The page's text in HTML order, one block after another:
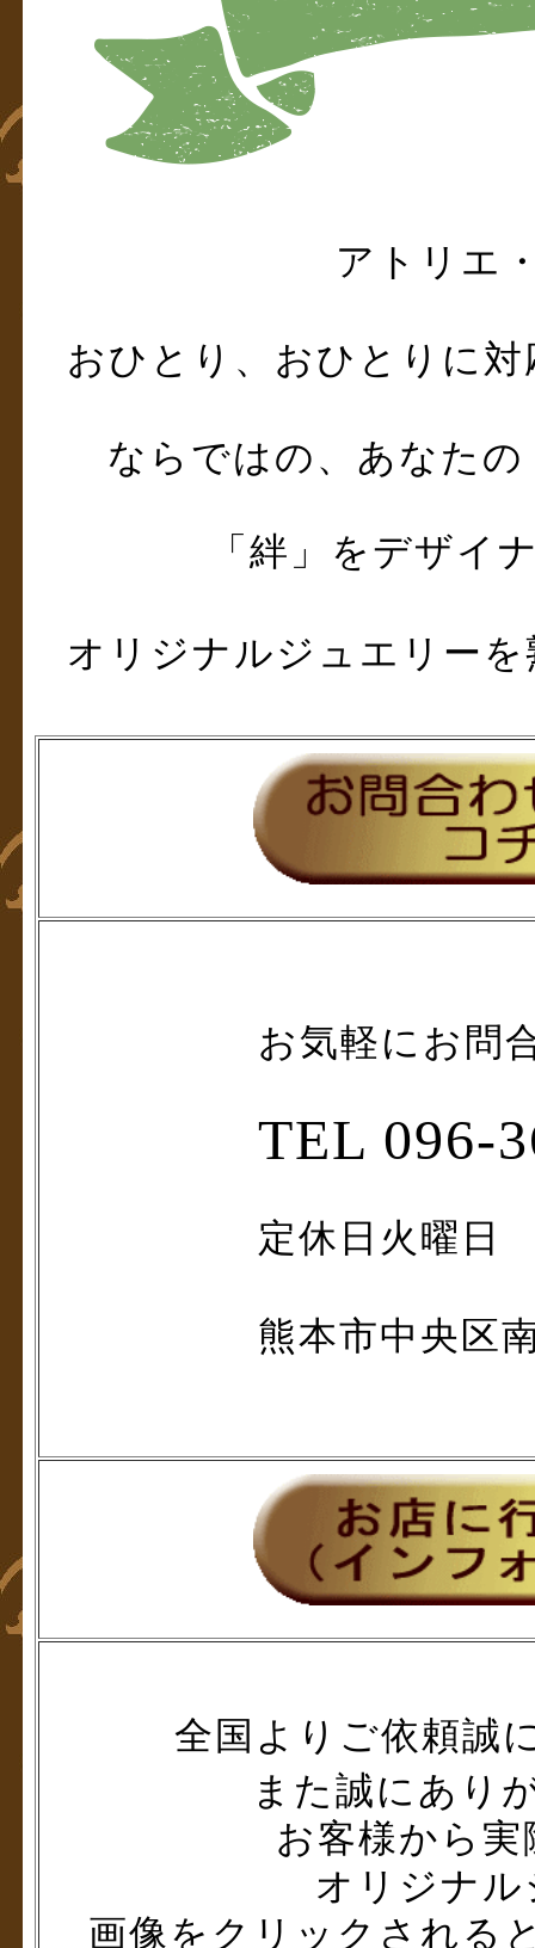
アトリエ
おひとり、おひとりに
ならではの、あなた
「絆」をデザイ
オリジナルジュエリー
お気軽にお問
TEL 096-
定休日火曜日
熊本市中央区
全国よりご依頼誠
また誠にあり
お客様から
オリジナ
画像をクリックされる